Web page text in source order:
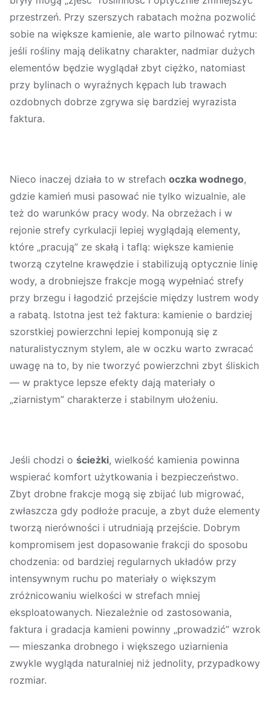
przestrzeń. Przy szerszych rabatach można pozwolić
sobie na większe kamienie, ale warto pilnować rytmu:
jeśli rośliny mają delikatny charakter, nadmiar dużych
elementów będzie wyglądał zbyt ciężko, natomiast
przy bylinach o wyraźnych kępach lub trawach
ozdobnych dobrze zgrywa się bardziej wyrazista
faktura.
Nieco inaczej działa to w strefach oczka wodnego,
gdzie kamień musi pasować nie tylko wizualnie, ale
też do warunków pracy wody. Na obrzeżach i w
rejonie strefy cyrkulacji lepiej wyglądają elementy,
które „pracują” ze skałą i taflą: większe kamienie
tworzą czytelne krawędzie i stabilizują optycznie linię
wody, a drobniejsze frakcje mogą wypełniać strefy
przy brzegu i łagodzić przejście między lustrem wody
a rabatą. Istotna jest też faktura: kamienie o bardziej
szorstkiej powierzchni lepiej komponują się z
naturalistycznym stylem, ale w oczku warto zwracać
uwagę na to, by nie tworzyć powierzchni zbyt śliskich
— w praktyce lepsze efekty dają materiały o
„ziarnistym” charakterze i stabilnym ułożeniu.
Jeśli chodzi o ścieżki, wielkość kamienia powinna
wspierać komfort użytkowania i bezpieczeństwo.
Zbyt drobne frakcje mogą się zbijać lub migrować,
zwłaszcza gdy podłoże pracuje, a zbyt duże elementy
tworzą nierówności i utrudniają przejście. Dobrym
kompromisem jest dopasowanie frakcji do sposobu
chodzenia: od bardziej regularnych układów przy
intensywnym ruchu po materiały o większym
zróżnicowaniu wielkości w strefach mniej
eksploatowanych. Niezależnie od zastosowania,
faktura i gradacja kamieni powinny „prowadzić” wzrok
— mieszanka drobnego i większego uziarnienia
zwykle wygląda naturalniej niż jednolity, przypadkowy
rozmiar.